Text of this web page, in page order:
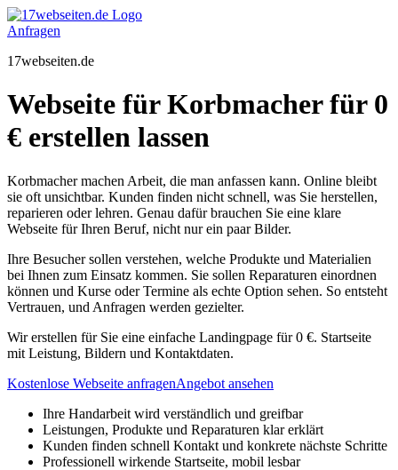
Zum
Inhalt
Anfragen
17webseiten.de
Webseite für Korbmacher für 0
€ erstellen lassen
Korbmacher machen Arbeit, die man anfassen kann. Online bleibt
sie oft unsichtbar. Kunden finden nicht schnell, was Sie herstellen,
reparieren oder lehren. Genau dafür brauchen Sie eine klare
Webseite für Ihren Beruf, nicht nur ein paar Bilder.
Ihre Besucher sollen verstehen, welche Produkte und Materialien
bei Ihnen zum Einsatz kommen. Sie sollen Reparaturen einordnen
können und Kurse oder Termine als echte Option sehen. So entsteht
Vertrauen, und Anfragen werden gezielter.
Wir erstellen für Sie eine einfache Landingpage für 0 €. Startseite
mit Leistung, Bildern und Kontaktdaten.
Kostenlose Webseite anfragenAngebot ansehen
Ihre Handarbeit wird verständlich und greifbar
Leistungen, Produkte und Reparaturen klar erklärt
Kunden finden schnell Kontakt und konkrete nächste Schritte
Professionell wirkende Startseite, mobil lesbar